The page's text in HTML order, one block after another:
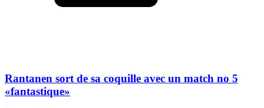
Rantanen sort de sa coquille avec un match no 5
«fantastique»